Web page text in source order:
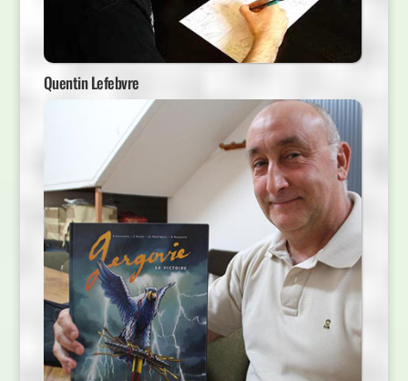
Quentin Lefebvre